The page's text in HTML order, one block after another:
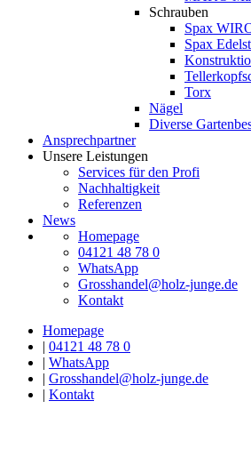
Schrauben
Spax
Spax
Torx
Nägel
Diverse
Ansprechpartner
Unsere Leistungen
Services für den Profi
Nachhaltigkeit
Referenzen
News
Homepage
04121 48 78 0
WhatsApp
Grosshandel@holz-junge.de
Kontakt
Homepage
| 04121 48 78 0
| WhatsApp
| Grosshandel@holz-junge.de
| Kontakt